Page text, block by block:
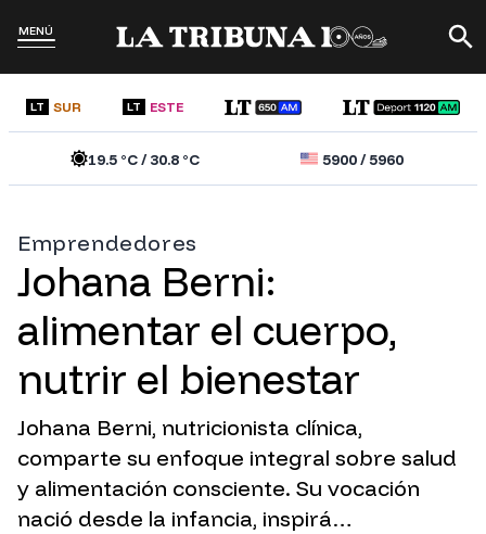
MENÚ
LT SUR LT ESTE
19.5°C /30.8°C 5900/5960
Emprendedores
Johana Berni:
alimentar el cuerpo,
nutrir el bienestar
Johana Berni, nutricionista clínica,
comparte su enfoque integral sobre salud
y alimentación consciente. Su vocación
nació desde la infancia, inspirá…